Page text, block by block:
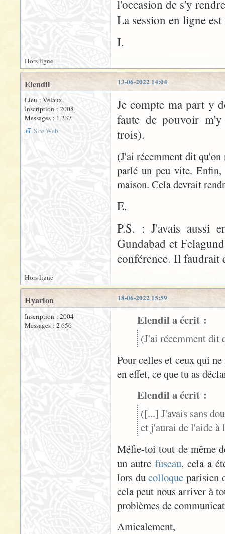
l'occasion de s'y
La session en ligne
I.
Hors ligne
13-06-2022 14:04
Elendil
Lieu : Velaux
Inscription : 2008
Messages : 1 237
Site Web
Je compte ma part y
faute de pouvoir
trois).
(J'ai récemment dit qu'on
parlé un peu vite.
maison. Cela devrait
E.
P.S. : J'avais aussi
Gundabad et
conférence. Il faudrait
Hors ligne
18-06-2022 15:59
Hyarion
Inscription : 2004
Messages : 2 656
Elendil a écrit :
(J'ai récemment dit
Pour celles et ceux qui
en effet, ce que tu as
Elendil a écrit :
([...] J'avais sans
et j'aurai de l'aide à
Méfie-toi tout de même
un autre fuseau, cela a
lors ducolloque parisien
cela peut nous arriver à
problèmes de
Amicalement,